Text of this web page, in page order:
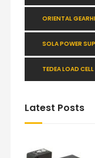
ORIENTAL
SOLA POWER
TEDEA LOAD CELL
Latest Posts